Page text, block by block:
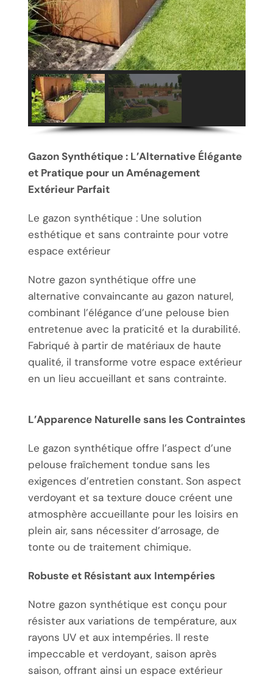
Gazon Synthétique : L’Alternative Élégante
et Pratique pour un Aménagement
Extérieur Parfait
Le gazon synthétique : Une solution
esthétique et sans contrainte pour votre
espace extérieur
Notre gazon synthétique offre une
alternative convaincante au gazon naturel,
combinant l’élégance d’une pelouse bien
entretenue avec la praticité et la durabilité.
Fabriqué à partir de matériaux de haute
qualité, il transforme votre espace extérieur
en un lieu accueillant et sans contrainte.
L’Apparence Naturelle sans les Contraintes
Le gazon synthétique offre l’aspect d’une
pelouse fraîchement tondue sans les
exigences d’entretien constant. Son aspect
verdoyant et sa texture douce créent une
atmosphère accueillante pour les loisirs en
plein air, sans nécessiter d’arrosage, de
tonte ou de traitement chimique.
Robuste et Résistant aux Intempéries
Notre gazon synthétique est conçu pour
résister aux variations de température, aux
rayons UV et aux intempéries. Il reste
impeccable et verdoyant, saison après
saison, offrant ainsi un espace extérieur